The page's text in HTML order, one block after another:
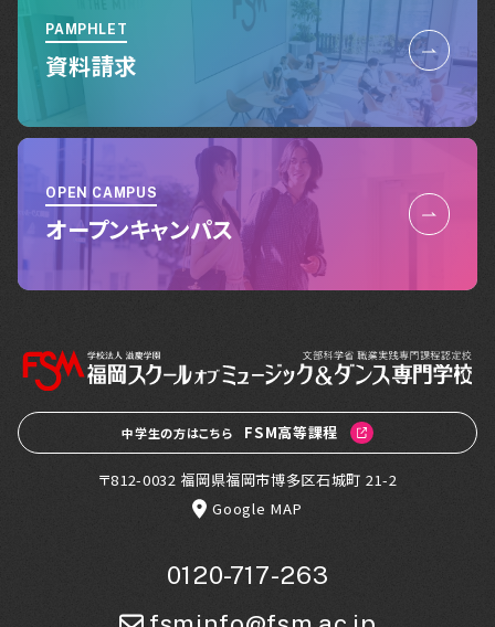
PAMPHLET
資料請求
OPEN CAMPUS
オープンキャンパス
中学生の方はこちら FSM高等課程
〒812-0032 福岡県福岡市博多区石城町 21-2
Google MAP
0120-717-263